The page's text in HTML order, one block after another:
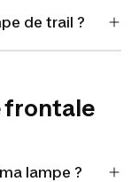
de trail ?
frontale
lampe ?